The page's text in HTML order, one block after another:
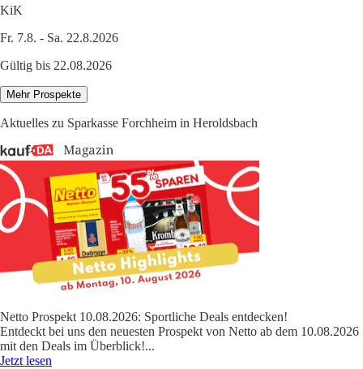
KiK
Fr. 7.8. - Sa. 22.8.2026
Gültig bis 22.08.2026
Mehr Prospekte
Aktuelles zu Sparkasse Forchheim in Heroldsbach
Netto Prospekt 10.08.2026: Sportliche Deals entdecken!
Entdeckt bei uns den neuesten Prospekt von Netto ab dem 10.08.2026
mit den Deals im Überblick!...
Jetzt lesen